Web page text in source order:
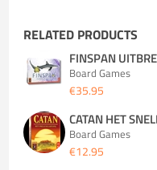
RELATED PRODUCTS
FINSPAN
Board Games
€35.95
CATAN HET
Board Games
€12.95